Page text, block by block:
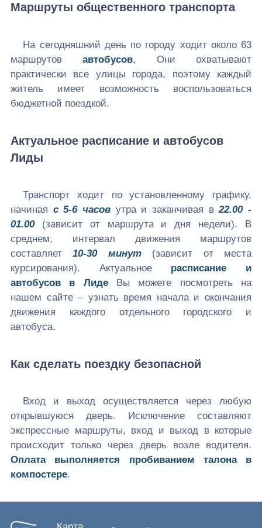
Маршруты общественного транспорта
На сегодняшний день по городу ходит около 63
маршрутовавтобусов, Они охватывают
практически все улицы города, поэтому каждый
житель имеет возможность воспользоваться
бюджетной поездкой.
Актуальное расписание и автобусов
Лиды
Транспорт ходит по установленному графику,
начиная с 5-6 часов утра и заканчивая в22.00 -
01.00(зависит от маршрута и дня недели). В
среднем, интервал движения маршрутов
составляет10-30 минут(зависит от места
курсирования). Актуальное расписание и
автобусов в ЛидеВы можете посмотреть на
нашем сайте – узнать время начала и окончания
движения каждого отдельного городского и
автобуса.
Как сделать поездку безопасной
Вход и выход осуществляется через любую
открывшуюся дверь. Исключение составляют
экспрессные маршруты, вход и выход в которые
происходит только через дверь возле водителя.
Оплата выполняется пробиванием талона в
компостере.